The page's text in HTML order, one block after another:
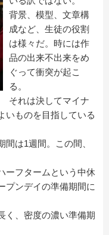
背景、模型、文章構
成など、生徒の役割
は様々だ。時には作
品の出来不出来をめ
ぐって衝突が起こ
る。
それは決してマイナ
いものを目指している
は1週間。この間、
ーフタームという中休
プンデイの準備期間に
く、密度の濃い準備期